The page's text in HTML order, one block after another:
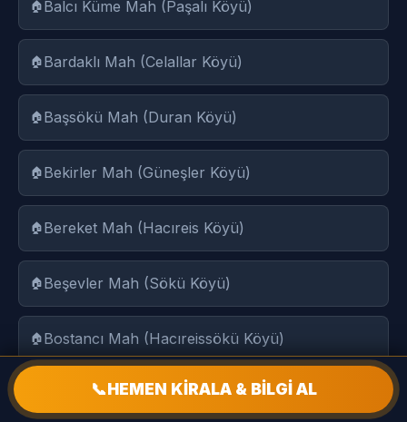
Balcı Küme Mah (Paşalı Köyü)
Bardaklı Mah (Celallar Köyü)
Başsökü Mah (Duran Köyü)
Bekirler Mah (Güneşler Köyü)
Bereket Mah (Hacıreis Köyü)
Beşevler Mah (Sökü Köyü)
Bostancı Mah (Hacıreissökü Köyü)
Butlar Mah (Çatak Köyü)
📞HEMEN KİRALA & BİLGİ AL